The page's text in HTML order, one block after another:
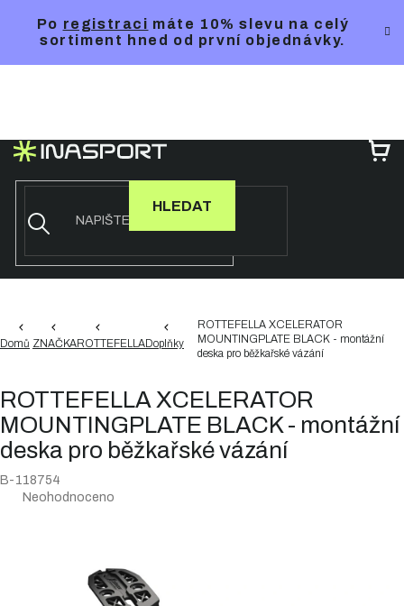
Po registraci máte 10% slevu na celý
sortiment hned od první objednávky.
HLEDAT
Domů ZNAČKAROTTEFELLADoplňky
ROTTEFELLA XCELERATOR
MOUNTINGPLATE BLACK - montážní
deska pro běžkařské vázání
ROTTEFELLA XCELERATOR
MOUNTINGPLATE BLACK - montážní
deska pro běžkařské vázání
B-118754
Průměrné
Neohodnoceno